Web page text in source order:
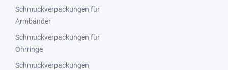
Schmuckverpackungen für
Armbänder
Schmuckverpackungen für
Ohrringe
Schmuckverpackungen